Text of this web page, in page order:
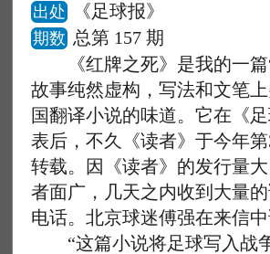
出处 《足球报》
期数 总第 157 期
《红牌之死》是我的一篇“
故事纯然虚构，写法和文笔
国翻译小说的味道。它在《
表后，不久《读者》于今年
转载。因《读者》的发行量
者面广，几天之内收到大量
电话。北京球迷傅强在来信中
“这篇小说将足球写入战